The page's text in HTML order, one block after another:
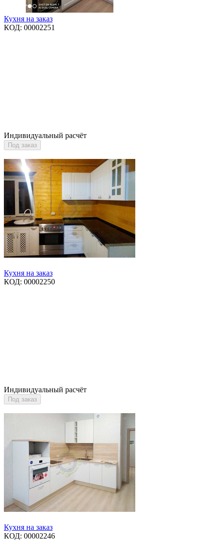
Кухня на заказ
КОД: 00002251
Индивидуальный расчёт
Под заказ
Кухня на заказ
КОД: 00002250
Индивидуальный расчёт
Под заказ
Кухня на заказ
КОД: 00002246